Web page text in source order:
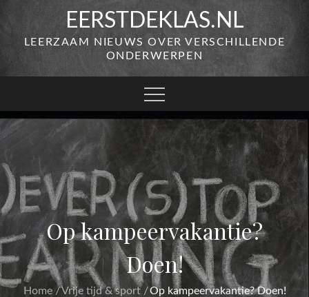
content
EERSTDEKLAS.NL
LEERZAAM NIEUWS OVER VERSCHILLENDE
ONDERWERPEN
Op kampeervakantie?
Doen!
Home Vrije tijd & sport Op kampeervakantie? Doen!